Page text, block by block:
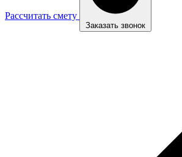
Рассчитать смету
Заказать звонок